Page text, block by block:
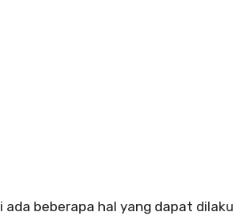
beberapa hal yang dapat